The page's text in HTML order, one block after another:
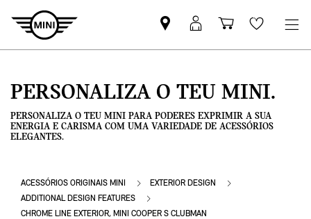
Pesquisar
parceiro
Iniciar
sessão
Carrinho
de
Wishlist
PERSONALIZA O TEU MINI.
PERSONALIZA O TEU MINI PARA PODERES EXPRIMIR A SUA
ENERGIA E CARISMA COM UMA VARIEDADE DE ACESSÓRIOS
ELEGANTES.
ACESSÓRIOS ORIGINAIS MINI
EXTERIOR DESIGN
ADDITIONAL DESIGN FEATURES
CHROME LINE EXTERIOR, MINI COOPER S CLUBMAN